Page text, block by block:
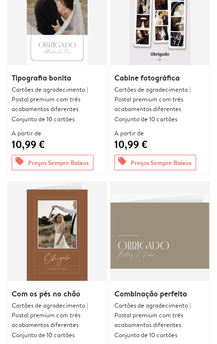
Tipografia bonita
Cartões de agradecimento |
Postal premium com três
acabamentos diferentes
Conjunto de 10 cartões
A partir de
10,99 €
offers Preços Sempre Baixos
Cabine fotográfica
Cartões de agradecimento |
Postal premium com três
acabamentos diferentes
Conjunto de 10 cartões
A partir de
10,99 €
offers Preços Sempre Baixos
Com os pés no chão
Cartões de agradecimento |
Postal premium com três
acabamentos diferentes
Conjunto de 10 cartões
Combinação perfeita
Cartões de agradecimento |
Postal premium com três
acabamentos diferentes
Conjunto de 10 cartões